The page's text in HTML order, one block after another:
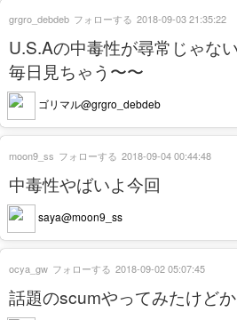
U.S.Aの中毒性が尋常じゃな
毎日見ちゃう〜〜
ゴリマル@grgro_debdeb
grgro_debdeb フォローする 2018-09-03 21:35:22
中毒性やばいよ今回
saya@moon9_ss
moon9_ss フォローする 2018-09-04 00:44:48
話題のscumやってみたけど
ocya_gw フォローする 2018-09-02 05:07:45